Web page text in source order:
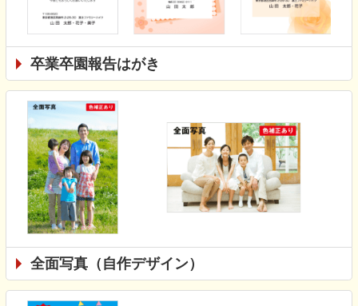
卒業卒園報告はがき
全面写真（自作デザイン）